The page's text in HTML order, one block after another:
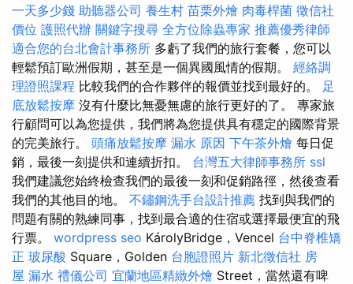
一天多少錢 助聽器公司 養生村 苗栗外燴 肉毒桿菌 徵信社
價位 護照代辦 關鍵字搜尋 全方位除蟲專家 推薦優秀律師
適合您的台北會計事務所 多虧了我們的旅行套餐，您可以
輕鬆預訂歐洲假期，甚至是一個異國風情的假期。 經絡調
理證照課程 比較我們的合作夥伴的報價並找到最好的。 足
底放鬆按摩 沒有什麼比無憂無慮的旅行更好的了。 專家旅
行顧問可以為您提供，我們將為您提供具有穩定的國際背景
的完美旅行。 頭痛放鬆按摩 漏水 原因 下午茶外燴 每日促
銷，最後一刻提供和連續折扣。 台灣五大律師事務所 ssl
我們建議您始終檢查我們的最後一刻和促銷路徑，然後查看
我們的其他目的地。 不鏽鋼洗手台設計推薦 找到與我們的
問題有關的熟練同事，找到最合適的住宿或選擇最便宜的飛
行票。 wordpress seo KárolyBridge，Vencel 台中脊椎矯
正 玻尿酸 Square，Golden 台胞證照片 新北徵信社 房
屋 漏水 禮儀公司 宜蘭地區精緻外燴 Street，當然還有啤